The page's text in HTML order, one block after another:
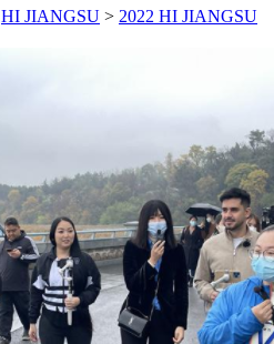
HI JIANGSU > 2022 HI JIANGSU